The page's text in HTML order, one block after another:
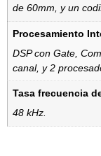
de 60mm, y un
Procesamiento
DSP con Gate,
canal, y 2
Tasa frecuencia
48 kHz.